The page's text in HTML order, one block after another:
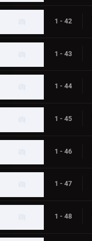
1 - 42
1 - 43
1 - 44
1 - 45
1 - 46
1 - 47
1 - 48